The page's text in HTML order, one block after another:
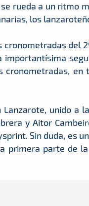
rueda a un ritmo
los
cronometradas del
importantísima
cronometradas,
Lanzarote, unido a
y Aitor
Sin duda, es
primera parte de